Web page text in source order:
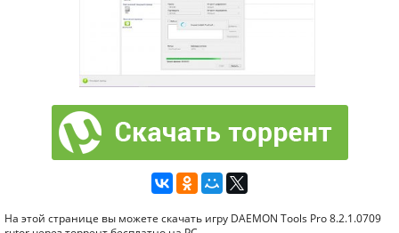
На этой странице вы можете скачать игру DAEMON Tools Pro 8.2.1.0709